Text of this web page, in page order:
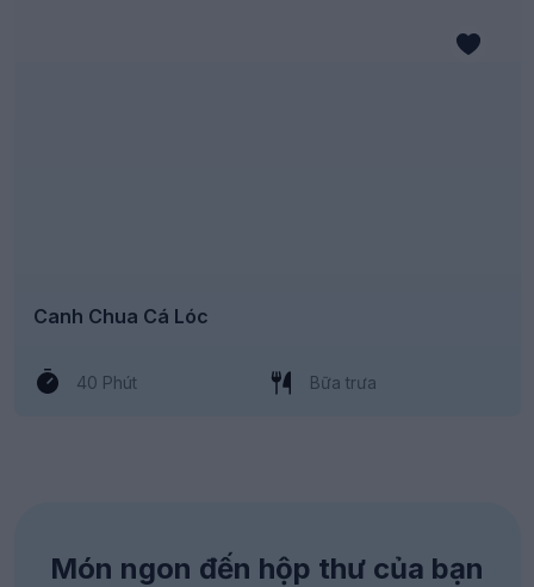
Canh Chua Cá Lóc
40 Phút Bữa trưa
Món ngon đến hộp thư của bạn